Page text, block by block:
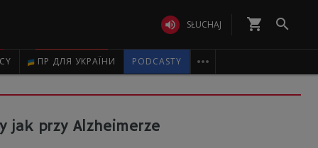
 SŁUCHAJ shopping_cart 
ПР ДЛЯ УКРАЇНИ PODCASTY 
jak przy Alzheimerze